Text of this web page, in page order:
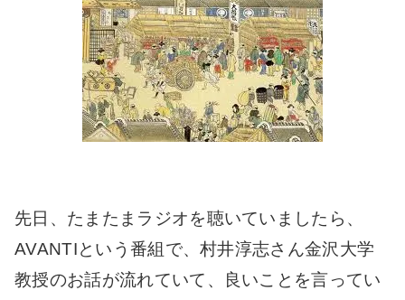
先日、たまたまラジオを聴いていましたら、
AVANTIという番組で、村井淳志さん金沢大学
教授のお話が流れていて、良いことを言ってい